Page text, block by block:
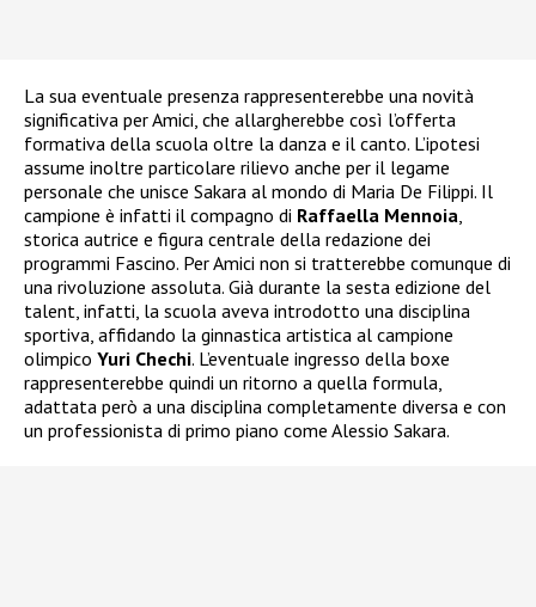
La sua eventuale presenza rappresenterebbe una novità
significativa per Amici, che allargherebbe così l’offerta
formativa della scuola oltre la danza e il canto. L’ipotesi
assume inoltre particolare rilievo anche per il legame
personale che unisce Sakara al mondo di Maria De Filippi. Il
campione è infatti il compagno di Raffaella Mennoia
storica autrice e figura centrale della redazione dei
programmi Fascino. Per Amici non si tratterebbe comunque di
una rivoluzione assoluta. Già durante la sesta edizione del
talent, infatti, la scuola aveva introdotto una disciplina
sportiva, affidando la ginnastica artistica al campione
olimpico Yuri Chechi. L’eventuale ingresso della boxe
rappresenterebbe quindi un ritorno a quella formula,
adattata però a una disciplina completamente diversa e con
un professionista di primo piano come Alessio Sakara.